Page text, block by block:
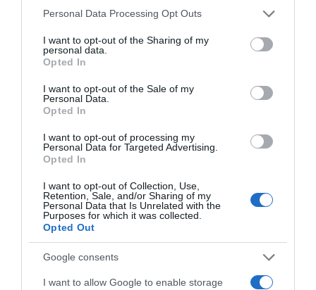
Please note that this website/app uses one or more Google
not limited to your visit or usage behaviour. You may click to
grant or deny consent to Google and its third-party tags to
use your data for below specified purposes in below Google
consent section.
Personal Data Processing Opt Outs
I want to opt-out of the Sharing of my
personal data.
Opted In
I want to opt-out of the Sale of my
Personal Data.
Opted In
I want to opt-out of processing my
Personal Data for Targeted Advertising.
Opted In
I want to opt-out of Collection, Use,
Retention, Sale, and/or Sharing of my
Personal Data that Is Unrelated with the
Purposes for which it was collected.
Opted Out
Google consents
I want to allow Google to enable storage